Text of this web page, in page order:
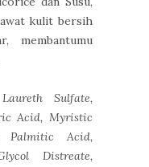
kulit bersih
membantumu
Sulfate,
Acid, Myristic
Palmitic Acid,
Distreate,